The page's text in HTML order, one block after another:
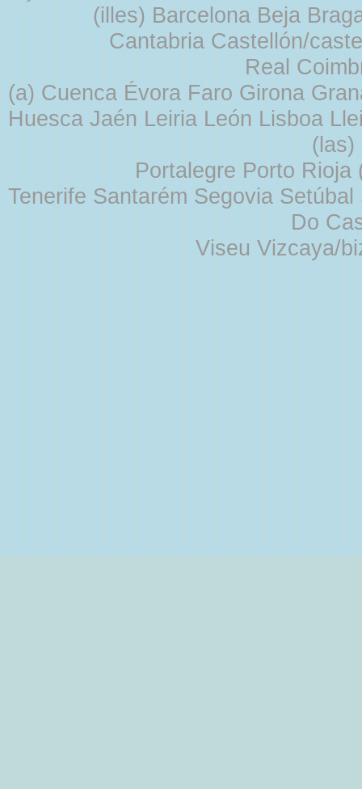
(illes) Barcelona Beja
Cantabria Castellón/
Real
(a) Cuenca Évora Faro Girona
Huesca Jaén Leiria León Lisboa
Portalegre Porto
Tenerife Santarém Segovia
Do
Viseu Vizcaya/